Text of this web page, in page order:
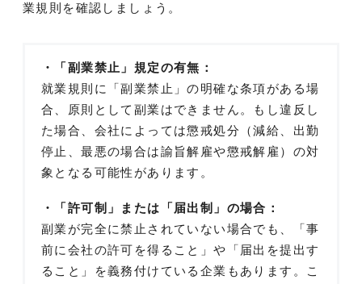
業規則を確認しましょう。
・「副業禁止」規定の有無：
就業規則に「副業禁止」の明確な条項がある場
合、原則として副業はできません。もし違反し
た場合、会社によっては懲戒処分（減給、出勤
停止、最悪の場合は諭旨解雇や懲戒解雇）の対
象となる可能性があります。
・「許可制」または「届出制」の場合：
副業が完全に禁止されていない場合でも、「事
前に会社の許可を得ること」や「届出を提出す
ること」を義務付けている企業もあります。こ